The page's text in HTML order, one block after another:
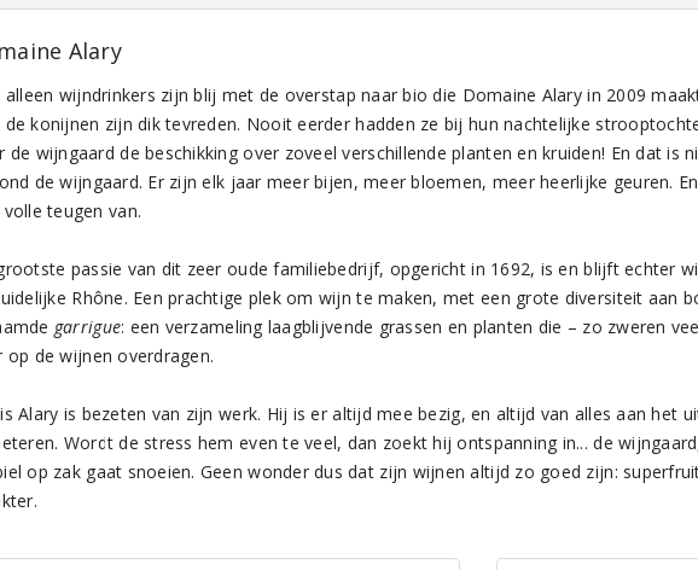
Alary
alleen wijndrinkers zijn blij met de overstap naar bio die Domaine Alary in 2009
de konijnen zijn dik tevreden. Nooit eerder hadden ze bij hun nachtelijke
de wijngaard de beschikking over zoveel verschillende planten en kruiden! En dat is
de wijngaard. Er zijn elk jaar meer bijen, meer bloemen, meer heerlijke geuren.
teugen van.
passie van dit zeer oude familiebedrijf, opgericht in 1692, is en blijft echter
Rhône. Een prachtige plek om wijn te maken, met een grote diversiteit aan
garrigue: een verzameling laagblijvende grassen en planten die – zo zweren
op de wijnen overdragen.
Alary is bezeten van zijn werk. Hij is er altijd mee bezig, en altijd van alles aan het
Wordt de stress hem even te veel, dan zoekt hij ontspanning in... de
op zak gaat snoeien. Geen wonder dus dat zijn wijnen altijd zo goed zijn: